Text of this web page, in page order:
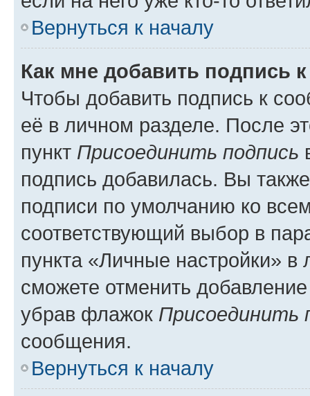
Вернуться к началу
Как мне добавить подпись
Чтобы добавить подпись к
её в личном разделе. После
пункт Присоединить подпись
подпись добавилась. Вы
подписи по умолчанию ко
соответствующий выбор в
пункта «Личные настройки»
сможете отменить
убрав флажок Присоединить
сообщения.
Вернуться к началу